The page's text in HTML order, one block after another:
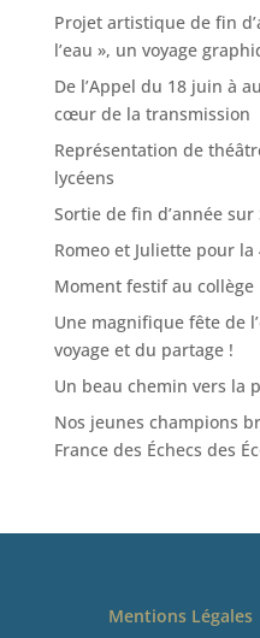
Projet artistique de fin
l’eau », un voyage
De l’Appel du 18 juin à
cœur de la transmission
Représentation de
lycéens
Sortie de fin d’année
Romeo et Juliette pour la
Moment festif au collège
Une magnifique fête de
voyage et du partage !
Un beau chemin vers la
Nos jeunes champions
France des Échecs des
Mentions Légales